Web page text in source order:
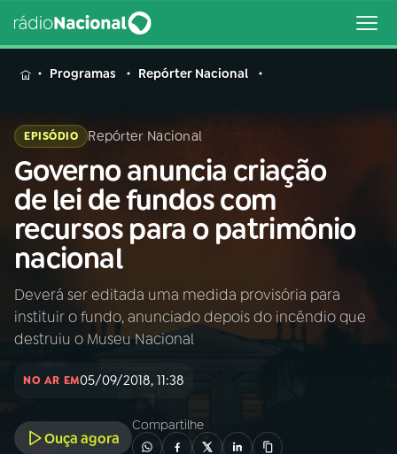
MENU
Buscar
na
Rádio
Nacional
Buscar
01INÍCIO
02A RÁDIO
03PROGRAMAÇÃO
Programas Repórter Nacional
EPISÓDIO Repórter Nacional
Governo anuncia criação
de lei de fundos com
recursos para o patrimônio
nacional
Deverá ser editada uma medida provisória para
instituir o fundo, anunciado depois do incêndio que
destruiu o Museu Nacional
NO AR EM05/09/2018, 11:38
Ouça agora
Compartilhe